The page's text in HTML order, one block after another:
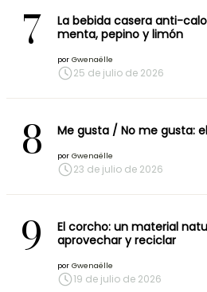
7
La bebida casera anti-
menta, pepino y limón
por Gwenaëlle
25 de julio de 2026
8 Me gusta / No me gusta:
por Gwenaëlle
23 de julio de 2026
9
El corcho: un material
aprovechar y reciclar
por Gwenaëlle
19 de julio de 2026